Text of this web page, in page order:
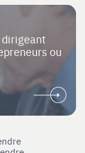
dirigeant
ou